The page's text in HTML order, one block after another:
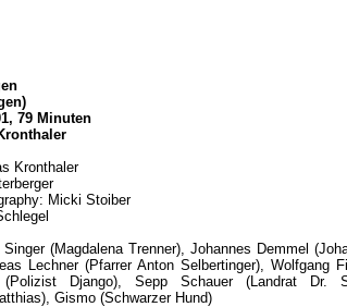
79 Minuten
Kronthaler
Micki Stoiber
Singer (Magdalena Trenner), Johannes Demmel
Lechner (Pfarrer Anton Selbertinger), Wolfgang
Django), Sepp Schauer (Landrat Dr.
Gismo (Schwarzer Hund)